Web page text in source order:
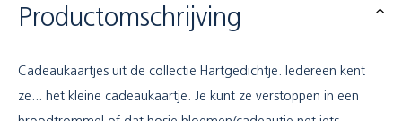
Productomschrijving
Cadeaukaartjes uit de collectie Hartgedichtje. Iedereen kent
ze... het kleine cadeaukaartje. Je kunt ze verstoppen in een